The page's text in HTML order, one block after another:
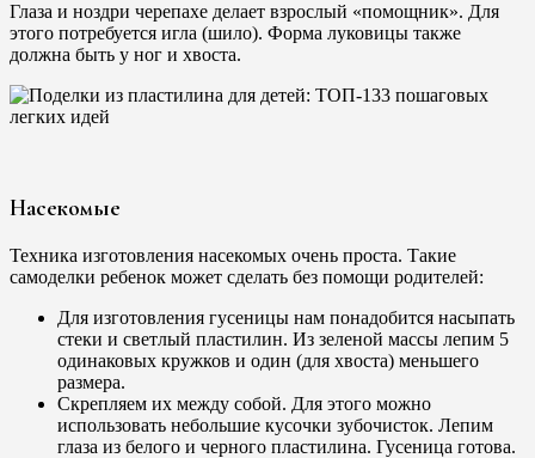
Глаза и ноздри черепахе делает взрослый «помощник». Для
этого потребуется игла (шило). Форма луковицы также
должна быть у ног и хвоста.
Насекомые
Техника изготовления насекомых очень проста. Такие
самоделки ребенок может сделать без помощи родителей:
Для изготовления гусеницы нам понадобится насыпать
стеки и светлый пластилин. Из зеленой массы лепим 5
одинаковых кружков и один (для хвоста) меньшего
размера.
Скрепляем их между собой. Для этого можно
использовать небольшие кусочки зубочисток. Лепим
глаза из белого и черного пластилина. Гусеница готова.